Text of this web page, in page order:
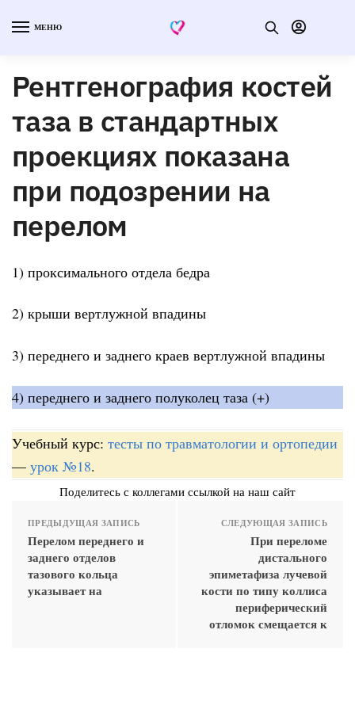
МЕНЮ
Рентгенография костей
таза в стандартных
проекциях показана
при подозрении на
перелом
1) проксимального отдела бедра
2) крыши вертлужной впадины
3) переднего и заднего краев вертлужной впадины
4) переднего и заднего полуколец таза (+)
Учебный курс: тесты по травматологии и ортопедии
— урок №18.
Поделитесь с коллегами ссылкой на наш сайт
ПРЕДЫДУЩАЯ ЗАПИСЬ
Перелом переднего и
заднего отделов
тазового кольца
указывает на
СЛЕДУЮЩАЯ ЗАПИСЬ
При переломе
дистального
эпиметафиза лучевой
кости по типу коллиса
периферический
отломок смещается к